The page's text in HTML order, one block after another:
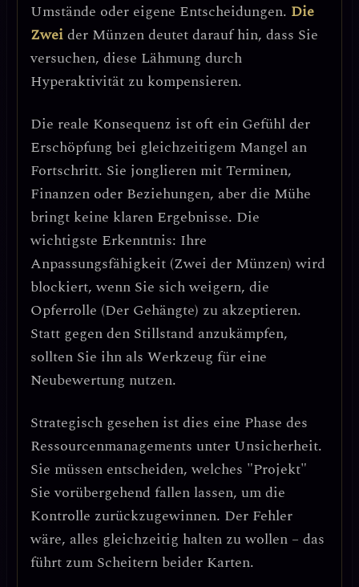
Umstände oder eigene Entscheidungen. Die
Zweider Münzen deutet darauf hin, dass Sie
versuchen, diese Lähmung durch
Hyperaktivität zu kompensieren.
Die reale Konsequenz ist oft ein Gefühl der
Erschöpfung bei gleichzeitigem Mangel an
Fortschritt. Sie jonglieren mit Terminen,
Finanzen oder Beziehungen, aber die Mühe
bringt keine klaren Ergebnisse. Die
wichtigste Erkenntnis: Ihre
Anpassungsfähigkeit (Zwei der Münzen) wird
blockiert, wenn Sie sich weigern, die
Opferrolle (Der Gehängte) zu akzeptieren.
Statt gegen den Stillstand anzukämpfen,
sollten Sie ihn als Werkzeug für eine
Neubewertung nutzen.
Strategisch gesehen ist dies eine Phase des
Ressourcenmanagements unter Unsicherheit.
Sie müssen entscheiden, welches "Projekt"
Sie vorübergehend fallen lassen, um die
Kontrolle zurückzugewinnen. Der Fehler
wäre, alles gleichzeitig halten zu wollen – das
führt zum Scheitern beider Karten.